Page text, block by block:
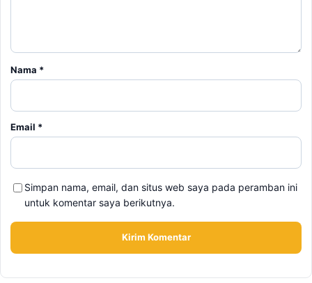
Nama *
Email *
Simpan nama, email, dan situs web saya pada peramban ini
untuk komentar saya berikutnya.